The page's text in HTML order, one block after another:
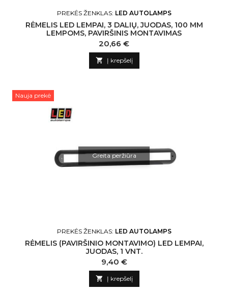
PREKĖS ŽENKLAS: LED AUTOLAMPS
RĖMELIS LED LEMPAI, 3 DALIŲ, JUODAS, 100 MM
LEMPOMS, PAVIRŠINIS MONTAVIMAS
Kaina
20,66 €
 Į krepšelį
Nauja prekė
Greita peržiūra
PREKĖS ŽENKLAS: LED AUTOLAMPS
RĖMELIS (PAVIRŠINIO MONTAVIMO) LED LEMPAI,
JUODAS, 1 VNT.
Kaina
9,40 €
 Į krepšelį